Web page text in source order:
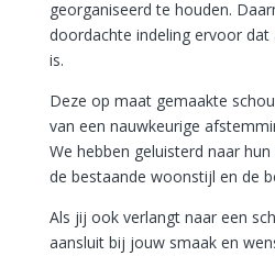
georganiseerd te houden.
doordachte indeling ervoor dat
is.
Deze op maat gemaakte
van een nauwkeurige
We hebben geluisterd naar
de bestaande woonstijl en de
Als jij ook verlangt naar een
aansluit bij jouw smaak en